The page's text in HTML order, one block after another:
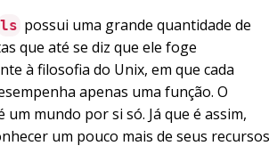
ls possui uma grande quantidade de
que até se diz que ele foge
à filosofia do Unix, em que cada
apenas uma função. O
um mundo por si só. Já que é assim,
um pouco mais de seus